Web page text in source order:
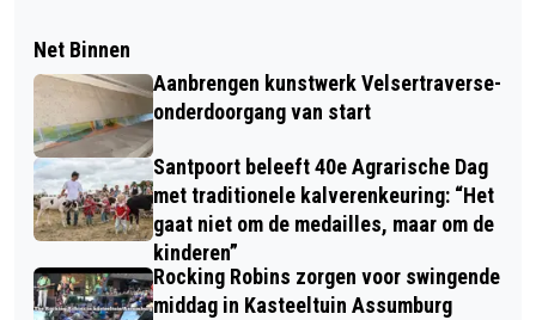
Net Binnen
Aanbrengen kunstwerk Velsertraverse-
onderdoorgang van start
Santpoort beleeft 40e Agrarische Dag
met traditionele kalverenkeuring: “Het
gaat niet om de medailles, maar om de
kinderen”
Rocking Robins zorgen voor swingende
middag in Kasteeltuin Assumburg